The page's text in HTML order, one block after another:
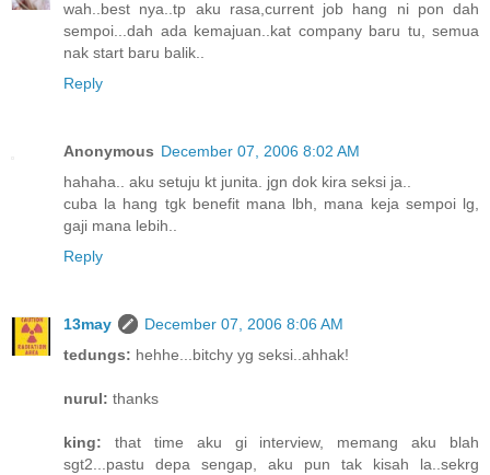
wah..best nya..tp aku rasa,current job hang ni pon dah
sempoi...dah ada kemajuan..kat company baru tu, semua
nak start baru balik..
Reply
Anonymous December 07, 2006 8:02 AM
hahaha.. aku setuju kt junita. jgn dok kira seksi ja..
cuba la hang tgk benefit mana lbh, mana keja sempoi lg,
gaji mana lebih..
Reply
13may
December 07, 2006 8:06 AM
tedungs: hehhe...bitchy yg seksi..ahhak!
nurul: thanks
king: that time aku gi interview, memang aku blah
sgt2...pastu depa sengap, aku pun tak kisah la..sekrg